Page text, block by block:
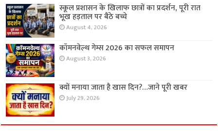
स्कूल प्रशासन के खिलाफ छात्रों का प्रदर्शन, पूरी रात
भूख हड़ताल पर बैठे बच्चे
August 4, 2026
कॉमनवेल्थ गेम्स 2026 का सफल समापन
August 3, 2026
क्यों मनाया जाता है खास दिन?…जाने पूरी खबर
July 29, 2026